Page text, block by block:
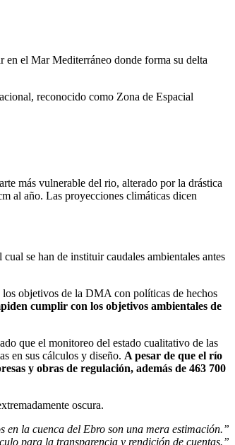
en el Mar Mediterráneo donde forma su delta
reconocido como Zona de Espacial
más vulnerable del rio, alterado por la drástica
al año. Las proyecciones climáticas dicen
se han de instituir caudales ambientales antes
objetivos de la DMA con políticas de hechos
cumplir con los objetivos ambientales de
que el monitoreo del estado cualitativo de las
en sus cálculos y diseño. A pesar de que el río
y obras de regulación, además de 463 700
oscura.
en la cuenca del Ebro son una mera estimación.”
para la transparencia y rendición de cuentas.”